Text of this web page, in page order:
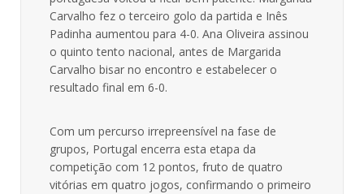
Carvalho fez o terceiro golo da partida e Inês
Padinha aumentou para 4-0. Ana Oliveira assinou
o quinto tento nacional, antes de Margarida
Carvalho bisar no encontro e estabelecer o
resultado final em 6-0.
Com um percurso irrepreensível na fase de
grupos, Portugal encerra esta etapa da
competição com 12 pontos, fruto de quatro
vitórias em quatro jogos, confirmando o primeiro